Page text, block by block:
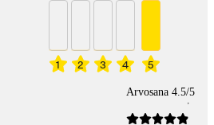
1 2 3 4 5
Arvosana 4.5/5